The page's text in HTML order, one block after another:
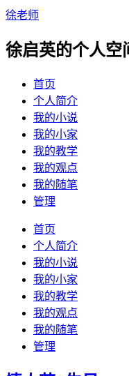
徐老师
徐启英的个人空
首页
个人简介
我的小说
我的小家
我的教学
我的观点
我的随笔
管理
首页
个人简介
我的小说
我的小家
我的教学
我的观点
我的随笔
管理